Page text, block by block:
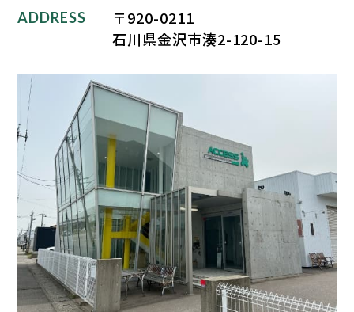
ADDRESS
〒920-0211
石川県金沢市湊2-120-15